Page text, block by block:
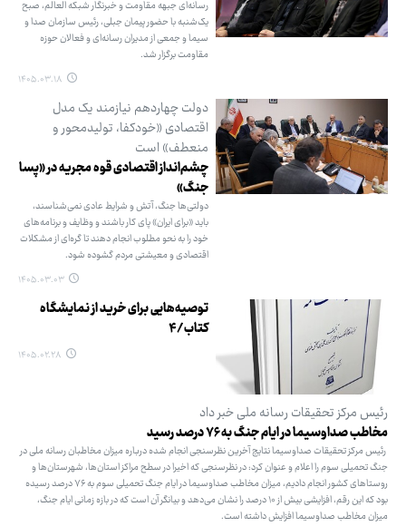
رسانه‌ای جبهه مقاومت و خبرنگار شبکه العالم، صبح
یک‌شنبه با حضور پیمان جبلی، رئیس سازمان صدا و
سیما و جمعی از مدیران رسانه‌ای و فعالان حوزه
مقاومت برگزار شد.
۱۴۰۵.۰۳.۱۸
دولت چهاردهم نیازمند یک مدل
اقتصادی «خودکفا، تولیدمحور و
منعطف» است
چشم‌انداز اقتصادی قوه مجریه در «پسا
جنگ»
دولتی‌ها جنگ، آتش و شرایط عادی نمی‌شناسند،
باید «برای ایران» پای کار باشند و وظایف و برنامه‌های
خود را به نحو مطلوب انجام دهند تا گره‌ای از مشکلات
اقتصادی و معیشتی مردم گشوده شود.
۱۴۰۵.۰۳.۰۳
توصیه‌هایی برای خرید از نمایشگاه
کتاب/۴
۱۴۰۵.۰۲.۲۸
رئیس مرکز تحقیقات رسانه ملی خبر داد
مخاطب صداوسیما در ایام جنگ به ۷۶ درصد رسید
رئیس مرکز تحقیقات صداوسیما نتایج آخرین نظرسنجی انجام شده درباره میزان مخاطبان رسانه ملی در
جنگ تحمیلی سوم را اعلام و عنوان کرد: در نظرسنجی که اخیرا در سطح مراکز استان‌ها، شهرستان‌ها و
روستاهای کشور انجام دادیم، میزان مخاطب صداوسیما در ایام جنگ تحمیلی سوم به ۷۶ درصد رسیده
بود که این رقم، افزایشی بیش از ۱۰ درصد را نشان می‌دهد و بیانگر آن است که در بازه زمانی ایام جنگ،
میزان مخاطب صداوسیما افزایش داشته است.